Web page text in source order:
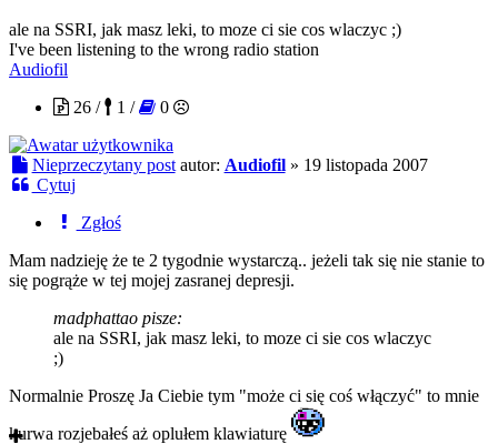
ale na SSRI, jak masz leki, to moze ci sie cos wlaczyc ;)
I've been listening to the wrong radio station
Audiofil
26 /
1 / 0
Nieprzeczytany post autor: Audiofil» 19 listopada 2007
Cytuj
Zgłoś
Mam nadzieję że te 2 tygodnie wystarczą.. jeżeli tak się nie stanie to
się pogrąże w tej mojej zasranej depresji.
madphattao pisze:
ale na SSRI, jak masz leki, to moze ci sie cos wlaczyc
;)
Normalnie Proszę Ja Ciebie tym "może ci się coś włączyć" to mnie
kurwa rozjebałeś aż oplułem klawiaturę